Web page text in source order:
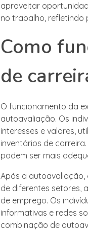
aproveitar
no trabalho, refletindo
Como
de
O funcionamento da
autoavaliação. Os
interesses e valores,
inventários de
podem ser mais
Após a autoavaliação,
de diferentes setores,
de emprego. Os
informativas e redes
combinação de